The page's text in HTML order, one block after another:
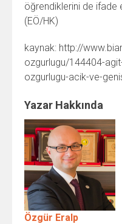
öğrendiklerini de ifade
(EÖ/HK)
kaynak: http://
ozgurlugu/144404-
ozgurlugu-acik-ve-
Yazar Hakkında
Özgür Eralp